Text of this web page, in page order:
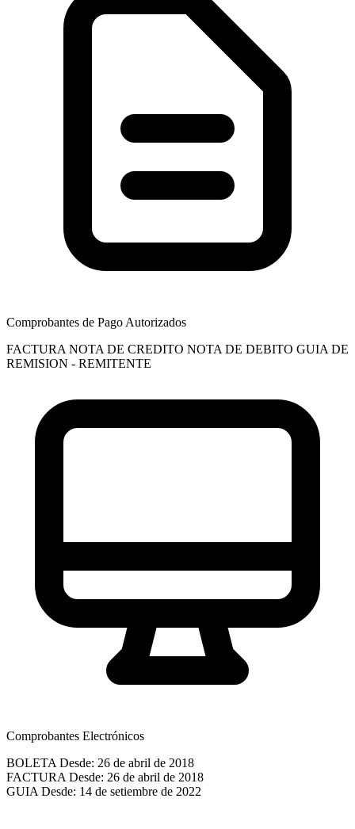
Comprobantes de Pago Autorizados
FACTURA NOTA DE CREDITO NOTA DE DEBITO GUIA DE
REMISION - REMITENTE
Comprobantes Electrónicos
BOLETA Desde: 26 de abril de 2018
FACTURA Desde: 26 de abril de 2018
GUIA Desde: 14 de setiembre de 2022